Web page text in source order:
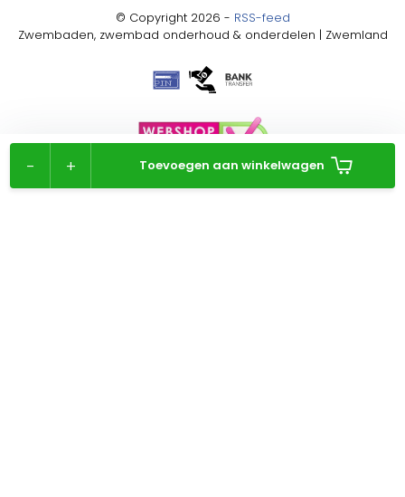
+
- Toevoegen aan winkelwagen
© Copyright 2026 - RSS-feed
Zwembaden, zwembad onderhoud & onderdelen | Zwemland